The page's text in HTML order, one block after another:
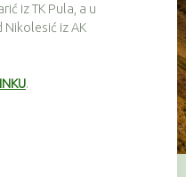
iz TK Pula, a u
Nikolesić iz AK
.